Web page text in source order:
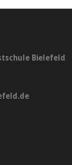
Bielefeld